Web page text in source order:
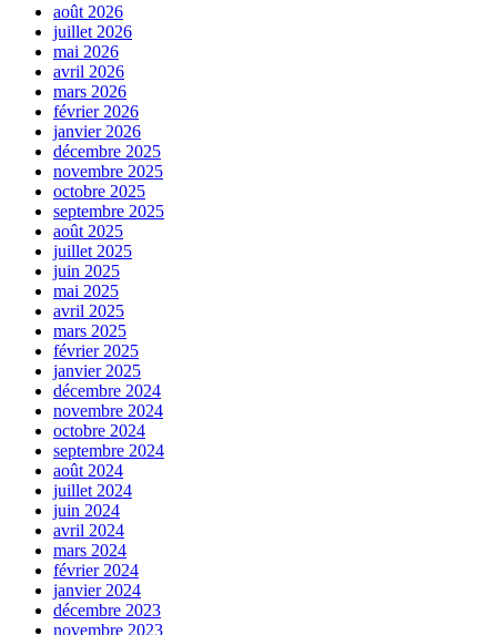
août 2026
juillet 2026
mai 2026
avril 2026
mars 2026
février 2026
janvier 2026
décembre 2025
novembre 2025
octobre 2025
septembre 2025
août 2025
juillet 2025
juin 2025
mai 2025
avril 2025
mars 2025
février 2025
janvier 2025
décembre 2024
novembre 2024
octobre 2024
septembre 2024
août 2024
juillet 2024
juin 2024
avril 2024
mars 2024
février 2024
janvier 2024
décembre 2023
novembre 2023